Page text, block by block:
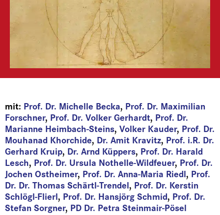
mit: Prof. Dr. Michelle Becka, Prof. Dr. Maximilian
Forschner, Prof. Dr. Volker Gerhardt, Prof. Dr.
Marianne Heimbach-Steins, Volker Kauder, Prof. Dr.
Mouhanad Khorchide, Dr. Amit Kravitz, Prof. i.R. Dr.
Gerhard Kruip, Dr. Arnd Küppers, Prof. Dr. Harald
Lesch, Prof. Dr. Ursula Nothelle-Wildfeuer, Prof. Dr.
Jochen Ostheimer, Prof. Dr. Anna-Maria Riedl, Prof.
Dr. Dr. Thomas Schärtl-Trendel, Prof. Dr. Kerstin
Schlögl-Flierl, Prof. Dr. Hansjörg Schmid, Prof. Dr.
Stefan Sorgner, PD Dr. Petra Steinmair-Pösel